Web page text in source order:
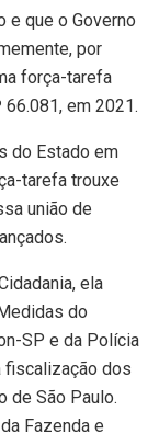
e que o Governo
por
força-tarefa
em 2021.
do Estado em
tarefa trouxe
união de
ela
do
SP e da Polícia
fiscalização dos
de São Paulo.
Fazenda e